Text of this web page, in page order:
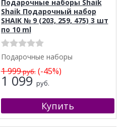
Подарочные наборы Shaik
Shaik Подарочный набор
SHAIK № 9 (203, 259, 475) 3 шт
по 10 ml
Подарочные наборы
1 999руб.(-45%)
1 099 руб.